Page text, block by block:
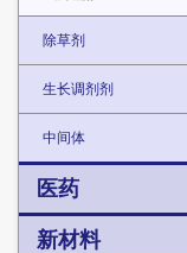
除草剂
生长调剂剂
中间体
医药
新材料